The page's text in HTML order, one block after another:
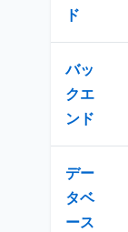
ド
バッ
クエ
ンド
デー
タベ
ース